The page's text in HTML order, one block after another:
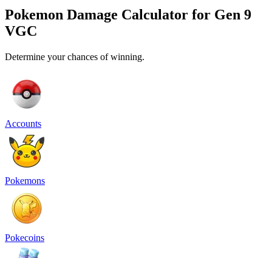
Pokemon Damage Calculator for Gen 9
VGC
Determine your chances of winning.
Accounts
Pokemons
Pokecoins